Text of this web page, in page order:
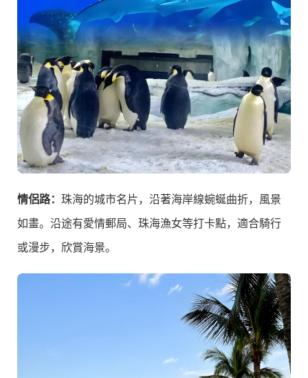
情侶路： 珠海的城市名片，沿著海岸線蜿蜒曲折，風景
如畫。沿途有愛情郵局、珠海漁女等打卡點，適合騎行
或漫步，欣賞海景。